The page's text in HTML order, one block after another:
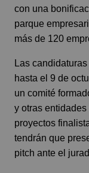
con una
parque
más de 120
Las
hasta el 9 de
un comité
y otras
proyectos
tendrán que
pitch ante el